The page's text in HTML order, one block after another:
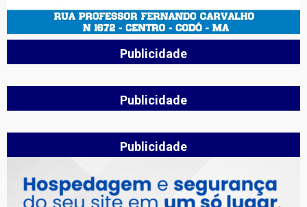
Publicidade
Publicidade
Publicidade